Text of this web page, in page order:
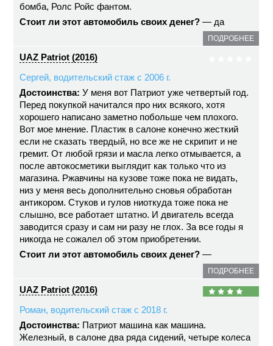
бомба, Ролс Ройс фантом.
Стоит ли этот автомобиль своих денег? — да
ПОДРОБНЕЕ
UAZ Patriot (2016)
Сергей, водительский стаж с 2006 г.
Достоинства: У меня вот Патриот уже четвертый год.
Перед покупкой начитался про них всякого, хотя
хорошего написано заметно побольше чем плохого.
Вот мое мнение. Пластик в салоне конечно жесткий
если не сказать твердый, но все же не скрипит и не
гремит. От любой грязи и масла легко отмывается, а
после автокосметики выглядит как только что из
магазина. Ржавчины на кузове тоже пока не видать,
низ у меня весь дополнительно сновья обработан
антикором. Стуков и гулов ниоткуда тоже пока не
слышно, все работает штатно. И двигатель всегда
заводится сразу и сам ни разу не глох. За все годы я
никогда не сожалел об этом приобретении.
Стоит ли этот автомобиль своих денег? —
ПОДРОБНЕЕ
UAZ Patriot (2016)
Роман, водительский стаж с 2018 г.
Достоинства: Патриот машина как машина.
Железный, в салоне два ряда сидений, четыре колеса